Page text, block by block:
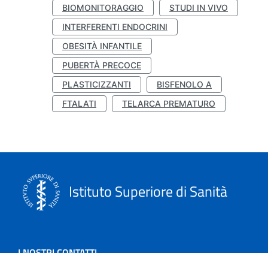
BIOMONITORAGGIO
STUDI IN VIVO
INTERFERENTI ENDOCRINI
OBESITÀ INFANTILE
PUBERTÀ PRECOCE
PLASTICIZZANTI
BISFENOLO A
FTALATI
TELARCA PREMATURO
Istituto Superiore di Sanità